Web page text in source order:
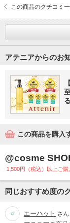
この商品のクチコミ
アテニアからのお
この商品を購入
@cosme
1,500円（税込）以上ご
同じおすすめ度の
エーハット さん